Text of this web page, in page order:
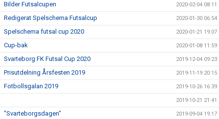
Bilder Futsalcupen 2020-02-04 08:11
Redigerat Spelschema Futsalcup 2020-01-30 06:54
Spelschema futsal cup 2020 2020-01-21 19:07
Cup-bak 2020-01-08 11:59
Svarteborg FK Futsal Cup 2020 2019-12-04 09:23
Prisutdelning Årsfesten 2019 2019-11-19 20:15
Fotbollsgalan 2019 2019-10-26 16:39
2019-10-21 21:41
"Svarteborgsdagen" 2019-09-04 19:17